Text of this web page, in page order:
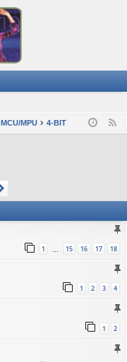
MCU/MPU 4-BIT
1 … 15 16 17 18
1 2 3 4
1 2